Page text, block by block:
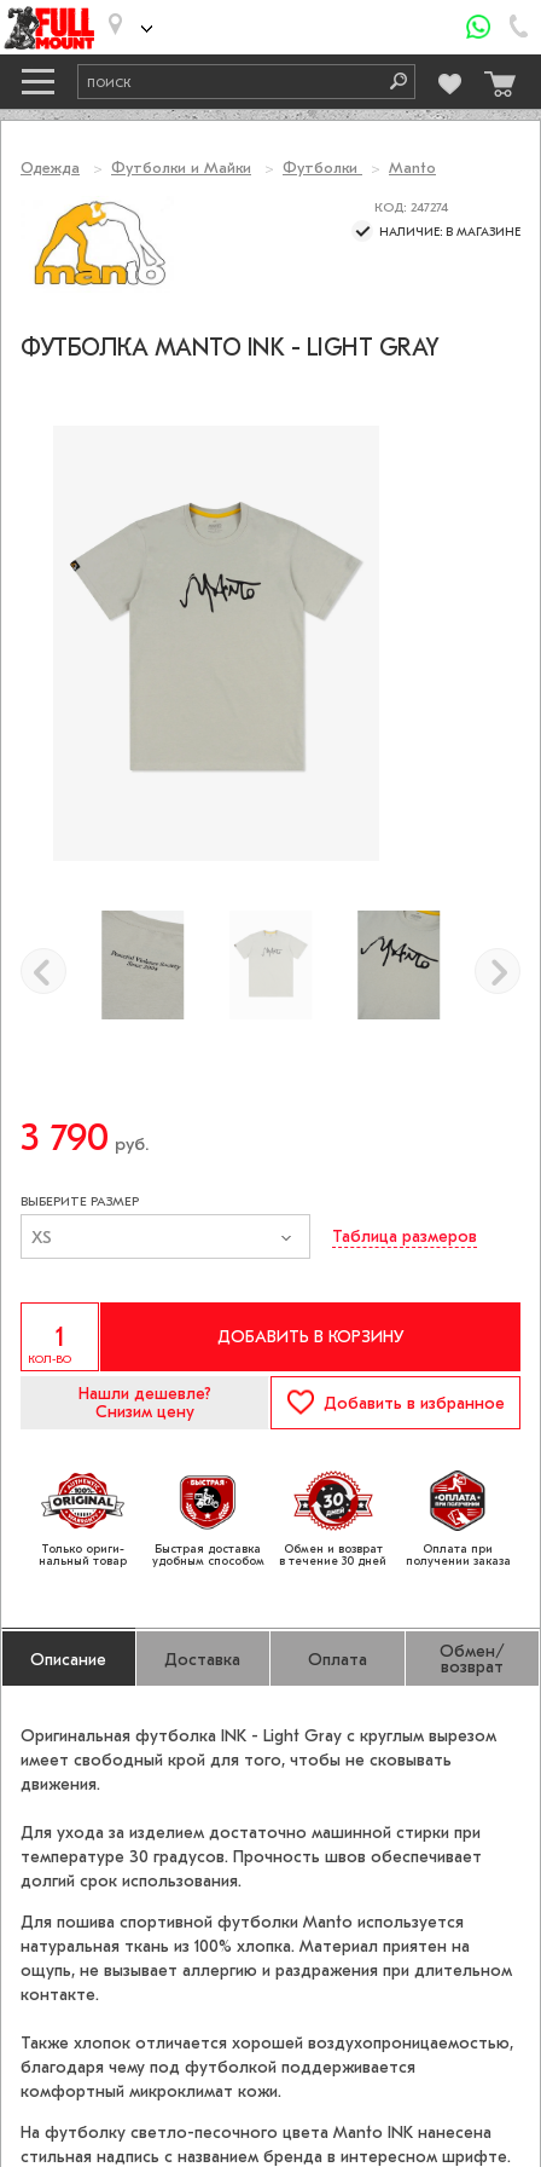
Одежда Футболки и Майки Футболки Manto
КОД: 247274
НАЛИЧИЕ: В МАГАЗИНЕ
ФУТБОЛКА MANTO INK - LIGHT GRAY
3 790 руб.
ВЫБЕРИТЕ РАЗМЕР
XS Таблица размеров
КОЛ-ВО
ДОБАВИТЬ В КОРЗИНУ
Нашли дешевле?
Снизим цену
Добавить в избранное
Только ориги­
нальный товар
Быстрая доставка
удобным способом
Обмен и возврат
в течение 30 дней
Оплата при
получении заказа
Описание Доставка Оплата Обмен/
возврат
Оригинальная футболка INK - Light Gray с круглым вырезом
имеет свободный крой для того, чтобы не сковывать
движения.
Для ухода за изделием достаточно машинной стирки при
температуре 30 градусов. Прочность швов обеспечивает
долгий срок использования.
Для пошива спортивной футболки Manto используется
натуральная ткань из 100% хлопка. Материал приятен на
ощупь, не вызывает аллергию и раздражения при длительном
контакте.
Также хлопок отличается хорошей воздухопроницаемостью,
благодаря чему под футболкой поддерживается
комфортный микроклимат кожи.
На футболку светло-песочного цвета Manto INK нанесена
стильная надпись с названием бренда в интересном шрифте.